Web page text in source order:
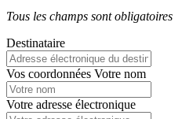
Tous les champs sont obligatoires
Destinataire
Vos coordonnées Votre nom
Votre adresse électronique